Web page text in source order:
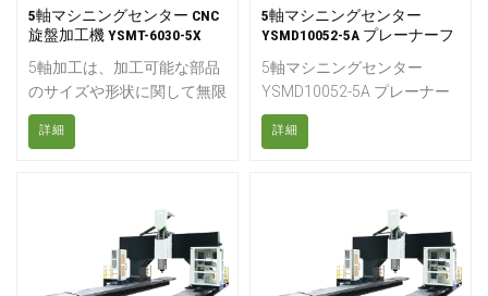
長、複雑な部品の加工に適し
ている。
5軸マシニングセンター CNC
旋盤加工機 YSMT-6030-5X
5軸加工は、加工可能な部品
のサイズや形状に関して無限
の可能性を提供します。「5
軸」とは、切削工具が移動で
具はX、Y、Zの直線軸に沿っ
て移動するだけでなく、A軸
とB軸を中心に回転し、あら
ゆる方向からワークピースに
詳細
5軸マシニングセンター
YSMD10052-5A プレーナーフ
5軸マシニングセンター
YSMD10052-5A プレーナー
フライス盤5軸ガントリーフ
ライス盤は、5軸5面加工を1
とができる大型機械です。金
型、ダイ、プレス工具、模
型、精密部品などの加工を目
的とした、大型で複雑な部品
詳細